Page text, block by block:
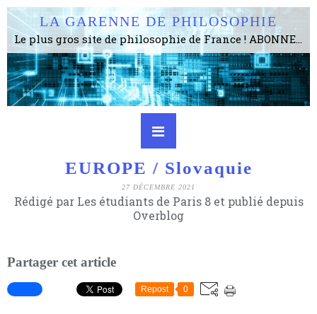
LA GARENNE DE PHILOSOPHIE
Le plus gros site de philosophie de France ! ABONNEZ-VOUS ! 4115 Articles, 1634 abonné·e·s, depuis 2006 . . . . . . . . 2 852 214 pages vues jusqu'à présent. Prestance et être apte à un plus grand nombre de choses.
EUROPE / Slovaquie
27 DÉCEMBRE 2021
Rédigé par Les étudiants de Paris 8 et publié depuis
Overblog
Partager cet article
Repost 0